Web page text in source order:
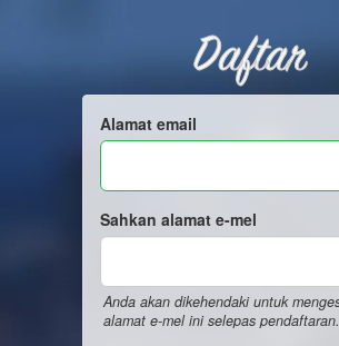
Daftar
Alamat email
Sahkan alamat e-mel
Anda akan dikehendaki untuk
alamat e-mel ini selepas pendaftaran.